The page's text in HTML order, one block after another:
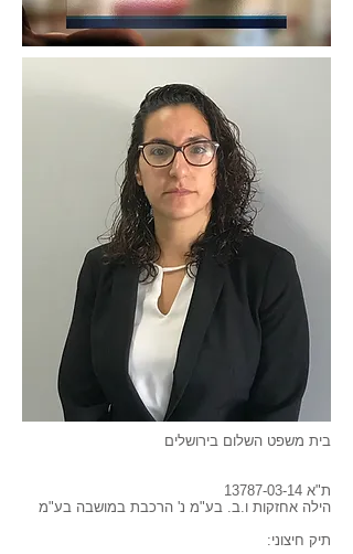
בית משפט השלום בירושלים
ת"א 13787-03-14
הילה אחזקות ו.ב. בע"מ נ' הרכבת במושבה בע"מ
תיק חיצוני: